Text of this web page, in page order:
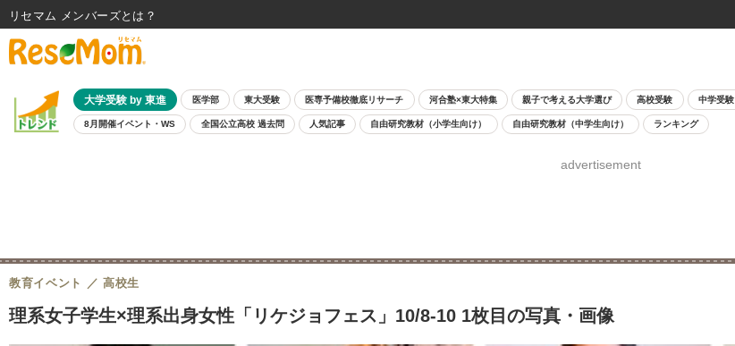
大学受験 by 東進 医学部 東大受験 医専予備校徹底リサーチ 河合塾×東大特集 親子で考える大学選び 高校受験 中学受験
8月開催イベント・WS 全国公立高校 過去問 人気記事 自由研究教材（小学生向け） 自由研究教材（中学生向け） ランキング
advertisement
理系女子学生×理系出身女性「リケジョフェス」10/8-10 1枚目の写真・画像
教育イベント 高校生
リセマム メンバーズ